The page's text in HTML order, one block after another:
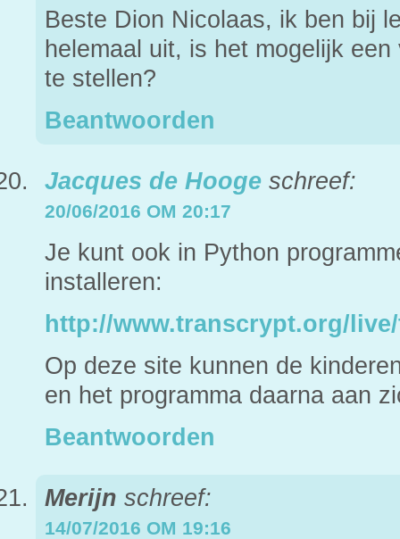
Beste Dion Nicolaas, ik ben bij
helemaal uit, is het mogelijk
te stellen?
Beantwoorden
Jacques de Hooge schreef:
20/06/2016 OM 20:17
Je kunt ook in Python
installeren:
http://www.transcrypt.org/
Op deze site kunnen de
en het programma daarna aan
Beantwoorden
Merijn schreef:
14/07/2016 OM 19:16